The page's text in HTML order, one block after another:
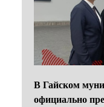
В Гайском
официально